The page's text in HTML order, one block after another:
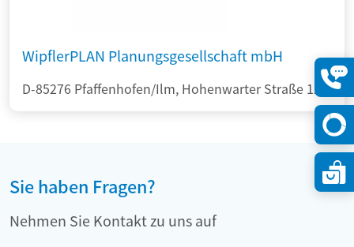
WipflerPLAN Planungsgesellschaft mbH
D-85276 Pfaffenhofen/Ilm, Hohenwarter Straße 124
Sie haben Fragen?
Nehmen Sie Kontakt zu uns auf